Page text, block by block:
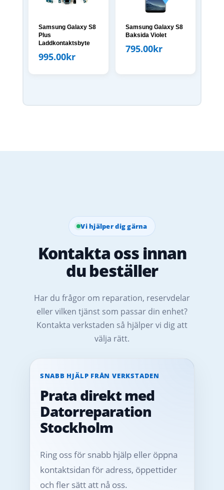
Samsung Galaxy S8
Plus
Laddkontaktsbyte
995.00kr
Samsung Galaxy S8
Baksida Violet
795.00kr
Vi hjälper dig gärna
Kontakta oss innan
du beställer
Har du frågor om reparation, reservdelar
eller vilken tjänst som passar din enhet?
Kontakta verkstaden så hjälper vi dig att
välja rätt.
SNABB HJÄLP FRÅN VERKSTADEN
Prata direkt med
Datorreparation
Stockholm
Ring oss för snabb hjälp eller öppna
kontaktsidan för adress, öppettider
och fler sätt att nå oss.